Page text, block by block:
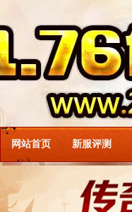
网站首页 新服评测